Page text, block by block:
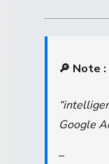
🔎 Note :
Google
–